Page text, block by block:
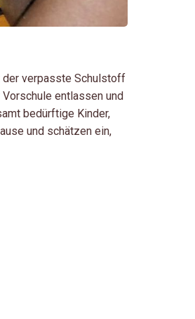
der verpasste Schulstoff
entlassen und
bedürftige Kinder,
und schätzen ein,